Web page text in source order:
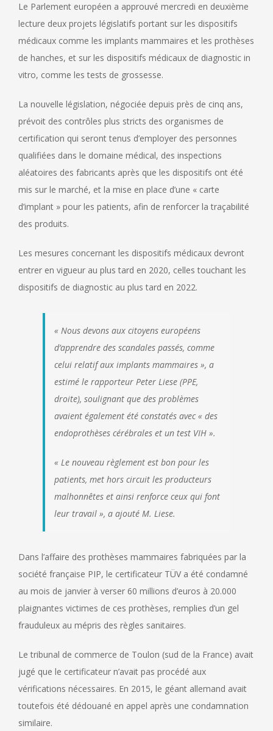
Le Parlement européen a approuvé mercredi en deuxième
lecture deux projets législatifs portant sur les dispositifs
médicaux comme les implants mammaires et les prothèses
de hanches, et sur les dispositifs médicaux de diagnostic in
vitro, comme les tests de grossesse.
La nouvelle législation, négociée depuis près de cinq ans,
prévoit des contrôles plus stricts des organismes de
certification qui seront tenus d’employer des personnes
qualifiées dans le domaine médical, des inspections
aléatoires des fabricants après que les dispositifs ont été
mis sur le marché, et la mise en place d’une « carte
d’implant » pour les patients, afin de renforcer la traçabilité
des produits.
Les mesures concernant les dispositifs médicaux devront
entrer en vigueur au plus tard en 2020, celles touchant les
dispositifs de diagnostic au plus tard en 2022.
« Nous devons aux citoyens européens
d’apprendre des scandales passés, comme
celui relatif aux implants mammaires », a
estimé le rapporteur Peter Liese (PPE,
droite), soulignant que des problèmes
avaient également été constatés avec « des
endoprothèses cérébrales et un test VIH ».
« Le nouveau règlement est bon pour les
patients, met hors circuit les producteurs
malhonnêtes et ainsi renforce ceux qui font
leur travail », a ajouté M. Liese.
Dans l’affaire des prothèses mammaires fabriquées par la
société française PIP, le certificateur TÜV a été condamné
au mois de janvier à verser 60 millions d’euros à 20.000
plaignantes victimes de ces prothèses, remplies d’un gel
frauduleux au mépris des règles sanitaires.
Le tribunal de commerce de Toulon (sud de la France) avait
jugé que le certificateur n’avait pas procédé aux
vérifications nécessaires. En 2015, le géant allemand avait
toutefois été dédouané en appel après une condamnation
similaire.